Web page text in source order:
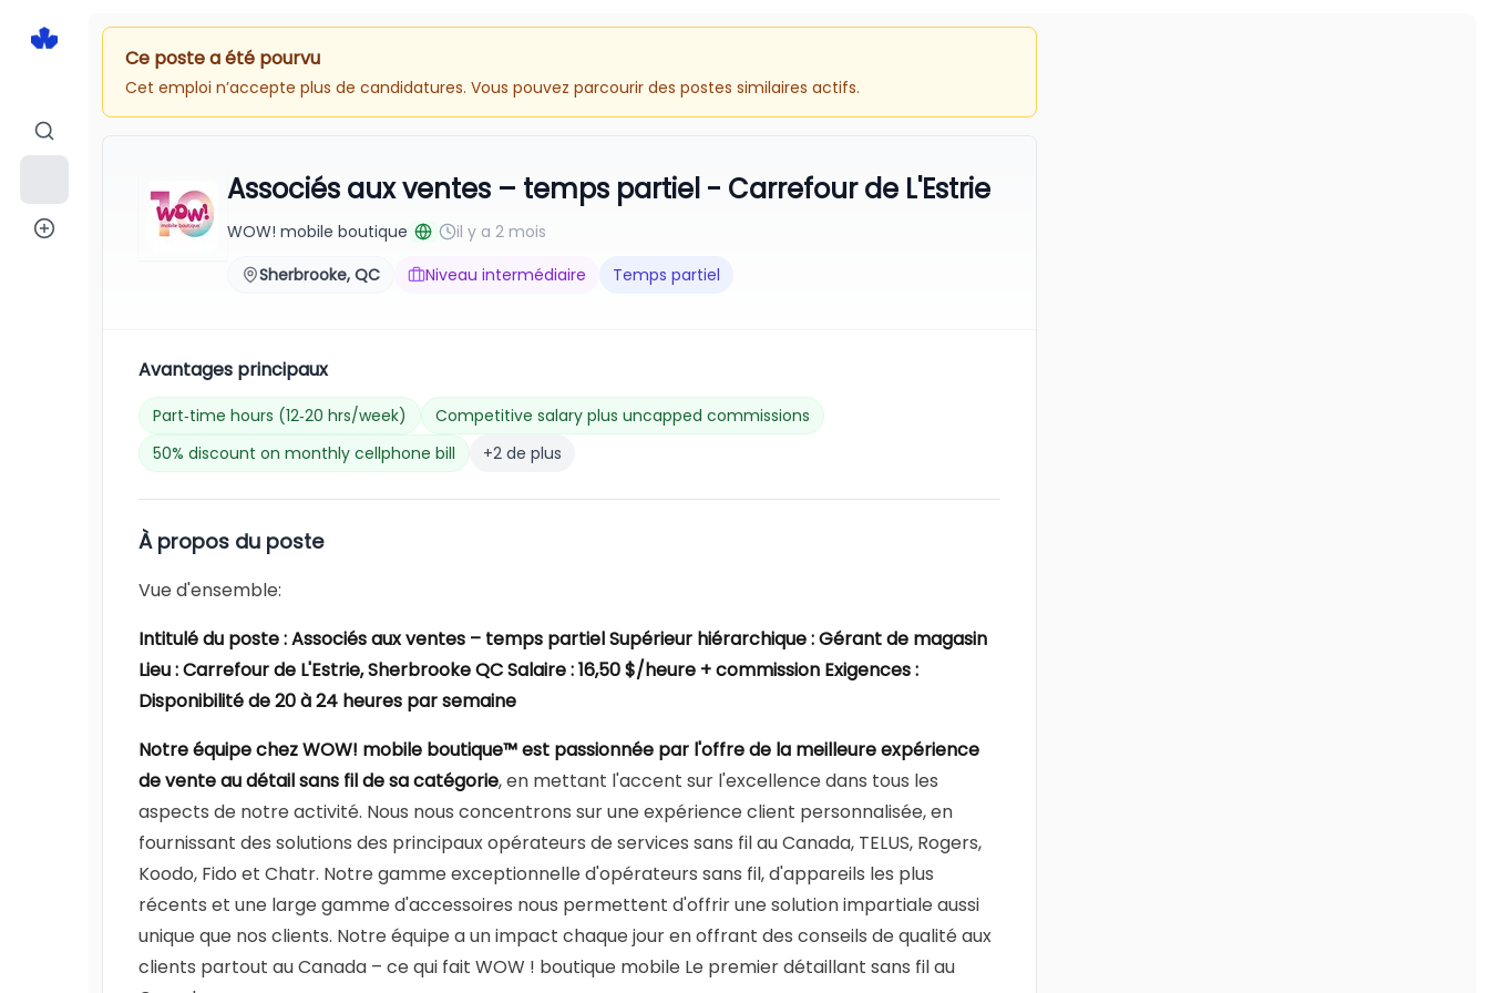
Ce poste a été pourvu
Cet emploi n’accepte plus de candidatures. Vous pouvez parcourir des postes similaires actifs.
Associés aux ventes – temps partiel - Carrefour de L'Estrie
WOW! mobile boutique
il y a 2 mois
Sherbrooke, QC
Niveau intermédiaire Temps partiel
Avantages principaux
Part‑time hours (12‑20 hrs/week)
Competitive salary plus uncapped commissions
50% discount on monthly cellphone bill
+2 de plus
À propos du poste
Vue d'ensemble:
Intitulé du poste : Associés aux ventes – temps partielSupérieur hiérarchique : Gérant de magasin
Lieu : Carrefour de L'Estrie, Sherbrooke QCSalaire : 16,50 $/heure + commission Exigences :
Disponibilité de 20 à 24 heures par semaine
Notre équipe chez WOW! mobile boutique™ est passionnée par l'offre de la meilleure expérience
de vente au détail sans fil de sa catégorie, en mettant l'accent sur l'excellence dans tous les
aspects de notre activité. Nous nous concentrons sur une expérience client personnalisée, en
fournissant des solutions des principaux opérateurs de services sans fil au Canada, TELUS, Rogers,
Koodo, Fido et Chatr. Notre gamme exceptionnelle d'opérateurs sans fil, d'appareils les plus
récents et une large gamme d'accessoires nous permettent d'offrir une solution impartiale aussi
unique que nos clients. Notre équipe a un impact chaque jour en offrant des conseils de qualité aux
clients partout au Canada – ce qui fait WOW ! boutique mobile Le premier détaillant sans fil au